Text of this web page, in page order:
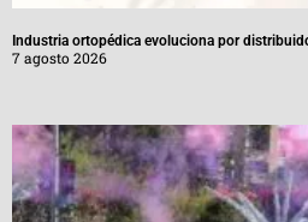
Industria ortopédica evoluciona por
7 agosto 2026